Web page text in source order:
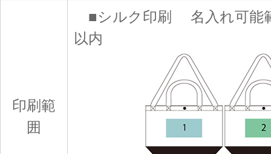
印刷範
囲
■シルク印刷 名入れ可能
以内